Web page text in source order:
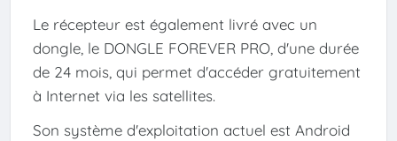
Le récepteur est également livré avec un
dongle, le DONGLE FOREVER PRO, d'une durée
de 24 mois, qui permet d'accéder gratuitement
à Internet via les satellites.
Son système d'exploitation actuel est Android